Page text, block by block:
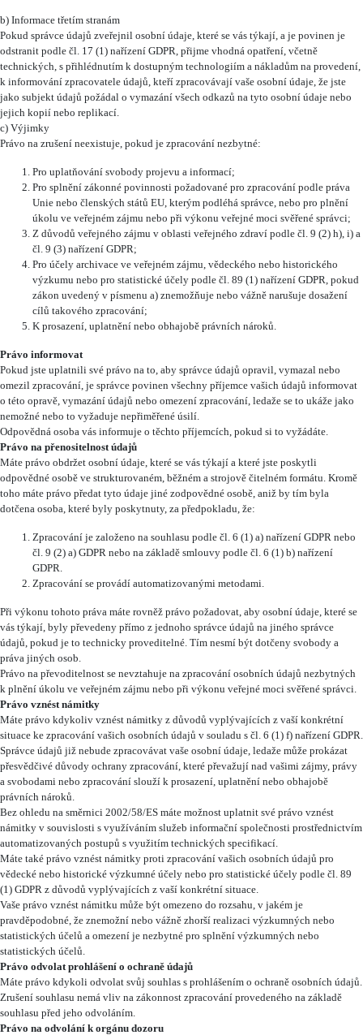
b) Informace třetím stranám
Pokud správce údajů zveřejnil osobní údaje, které se vás týkají, a je povinen je
odstranit podle čl. 17 (1) nařízení GDPR, přijme vhodná opatření, včetně
technických, s přihlédnutím k dostupným technologiím a nákladům na provedení,
k informování zpracovatele údajů, kteří zpracovávají vaše osobní údaje, že jste
jako subjekt údajů požádal o vymazání všech odkazů na tyto osobní údaje nebo
jejich kopií nebo replikací.
c) Výjimky
Právo na zrušení neexistuje, pokud je zpracování nezbytné:
Pro uplatňování svobody projevu a informací;
Pro splnění zákonné povinnosti požadované pro zpracování podle práva
Unie nebo členských států EU, kterým podléhá správce, nebo pro plnění
úkolu ve veřejném zájmu nebo při výkonu veřejné moci svěřené správci;
Z důvodů veřejného zájmu v oblasti veřejného zdraví podle čl. 9 (2) h), i) a
čl. 9 (3) nařízení GDPR;
Pro účely archivace ve veřejném zájmu, vědeckého nebo historického
výzkumu nebo pro statistické účely podle čl. 89 (1) nařízení GDPR, pokud
zákon uvedený v písmenu a) znemožňuje nebo vážně narušuje dosažení
cílů takového zpracování;
K prosazení, uplatnění nebo obhajobě právních nároků.
Právo informovat
Pokud jste uplatnili své právo na to, aby správce údajů opravil, vymazal nebo
omezil zpracování, je správce povinen všechny příjemce vašich údajů informovat
o této opravě, vymazání údajů nebo omezení zpracování, ledaže se to ukáže jako
nemožné nebo to vyžaduje nepřiměřené úsilí.
Odpovědná osoba vás informuje o těchto příjemcích, pokud si to vyžádáte.
Právo na přenositelnost údajů
Máte právo obdržet osobní údaje, které se vás týkají a které jste poskytli
odpovědné osobě ve strukturovaném, běžném a strojově čitelném formátu. Kromě
toho máte právo předat tyto údaje jiné zodpovědné osobě, aniž by tím byla
dotčena osoba, které byly poskytnuty, za předpokladu, že:
Zpracování je založeno na souhlasu podle čl. 6 (1) a) nařízení GDPR nebo
čl. 9 (2) a) GDPR nebo na základě smlouvy podle čl. 6 (1) b) nařízení
GDPR.
Zpracování se provádí automatizovanými metodami.
Při výkonu tohoto práva máte rovněž právo požadovat, aby osobní údaje, které se
vás týkají, byly převedeny přímo z jednoho správce údajů na jiného správce
údajů, pokud je to technicky proveditelné. Tím nesmí být dotčeny svobody a
práva jiných osob.
Právo na převoditelnost se nevztahuje na zpracování osobních údajů nezbytných
k plnění úkolu ve veřejném zájmu nebo při výkonu veřejné moci svěřené správci.
Právo vznést námitky
Máte právo kdykoliv vznést námitky z důvodů vyplývajících z vaší konkrétní
situace ke zpracování vašich osobních údajů v souladu s čl. 6 (1) f) nařízení GDPR.
Správce údajů již nebude zpracovávat vaše osobní údaje, ledaže může prokázat
přesvědčivé důvody ochrany zpracování, které převažují nad vašimi zájmy, právy
a svobodami nebo zpracování slouží k prosazení, uplatnění nebo obhajobě
právních nároků.
Bez ohledu na směrnici 2002/58/ES máte možnost uplatnit své právo vznést
námitky v souvislosti s využíváním služeb informační společnosti prostřednictvím
automatizovaných postupů s využitím technických specifikací.
Máte také právo vznést námitky proti zpracování vašich osobních údajů pro
vědecké nebo historické výzkumné účely nebo pro statistické účely podle čl. 89
(1) GDPR z důvodů vyplývajících z vaší konkrétní situace.
Vaše právo vznést námitku může být omezeno do rozsahu, v jakém je
pravděpodobné, že znemožní nebo vážně zhorší realizaci výzkumných nebo
statistických účelů a omezení je nezbytné pro splnění výzkumných nebo
statistických účelů.
Právo odvolat prohlášení o ochraně údajů
Máte právo kdykoli odvolat svůj souhlas s prohlášením o ochraně osobních údajů.
Zrušení souhlasu nemá vliv na zákonnost zpracování provedeného na základě
souhlasu před jeho odvoláním.
Právo na odvolání k orgánu dozoru